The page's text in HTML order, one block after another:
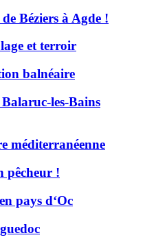
Béziers à Agde !
et terroir
balnéaire
les-Bains
méditerranéenne
pêcheur !
pays d‘Oc